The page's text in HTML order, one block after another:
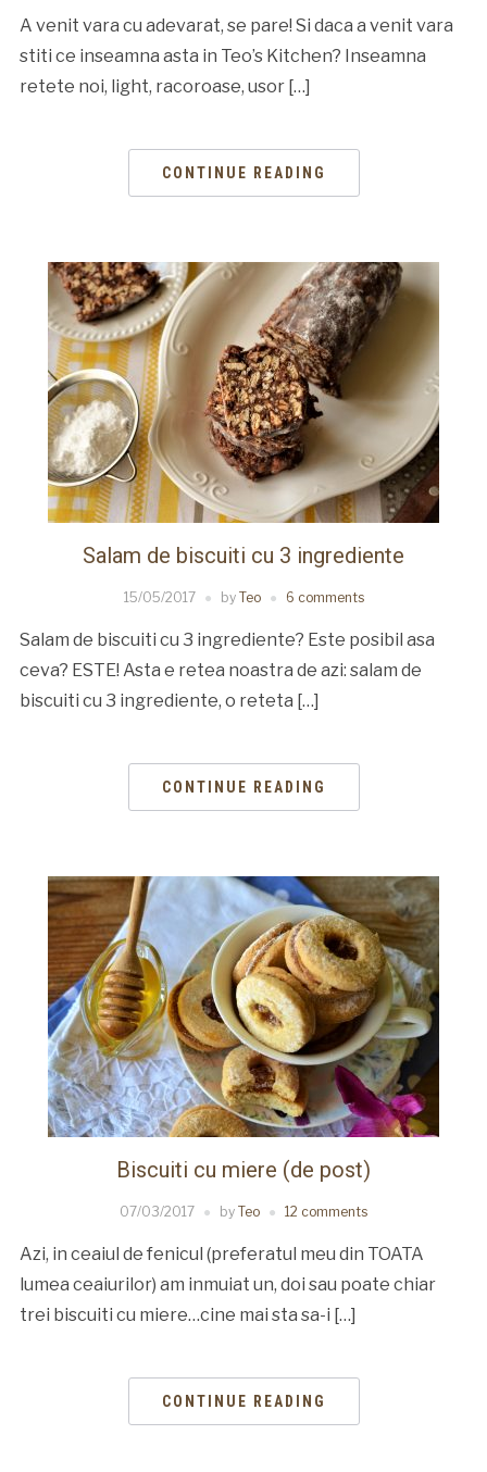
A venit vara cu adevarat, se pare! Si daca a venit vara
stiti ce inseamna asta in Teo’s Kitchen? Inseamna
retete noi, light, racoroase, usor […]
CONTINUE READING
Salam de biscuiti cu 3 ingrediente
15/05/2017 by Teo 6 comments
Salam de biscuiti cu 3 ingrediente? Este posibil asa
ceva? ESTE! Asta e retea noastra de azi: salam de
biscuiti cu 3 ingrediente, o reteta […]
CONTINUE READING
Biscuiti cu miere (de post)
07/03/2017 by Teo 12 comments
Azi, in ceaiul de fenicul (preferatul meu din TOATA
lumea ceaiurilor) am inmuiat un, doi sau poate chiar
trei biscuiti cu miere…cine mai sta sa-i […]
CONTINUE READING